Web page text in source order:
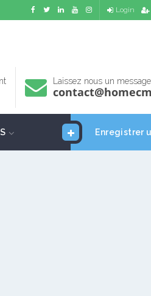
Login
Laissez nous un message
Enregistrer